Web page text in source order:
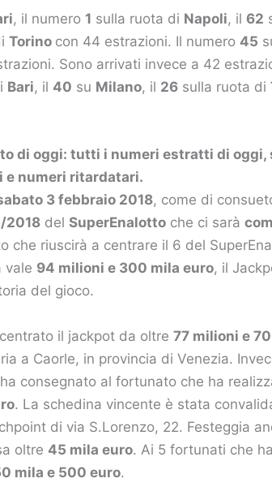
, il numero 1 sulla ruota di Napoli, il 62
Torino con 44 estrazioni. Il numero 45
Sono arrivati invece a 42
Bari, il 40 su Milano, il 26 sulla ruota di
di oggi: tutti i numeri estratti di oggi,
numeri ritardatari.
3 febbraio 2018, come di
2018 del SuperEnalotto che ci sarà
che riuscirà a centrare il 6 del
vale 94 milioni e 300 mila euro, il
del gioco.
il jackpot da oltre 77 milioni e
a Caorle, in provincia di Venezia.
consegnato al fortunato che ha
. La schedina vincente è stata
di via S.Lorenzo, 22. Festeggia
oltre 45 mila euro. Ai 5 fortunati che
mila e 500 euro.